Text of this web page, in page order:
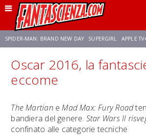
SPIDER-MAN: BRAND NEW DAY SUPERGIRL APPLE
FRANCO RICCIARDIELLO ZENDAYA STAR TREK
Oscar 2016, la
eccome
The Martian eMad Max: Fury Road
bandiera del genere. Star Wars Il
confinato alle categorie tecniche